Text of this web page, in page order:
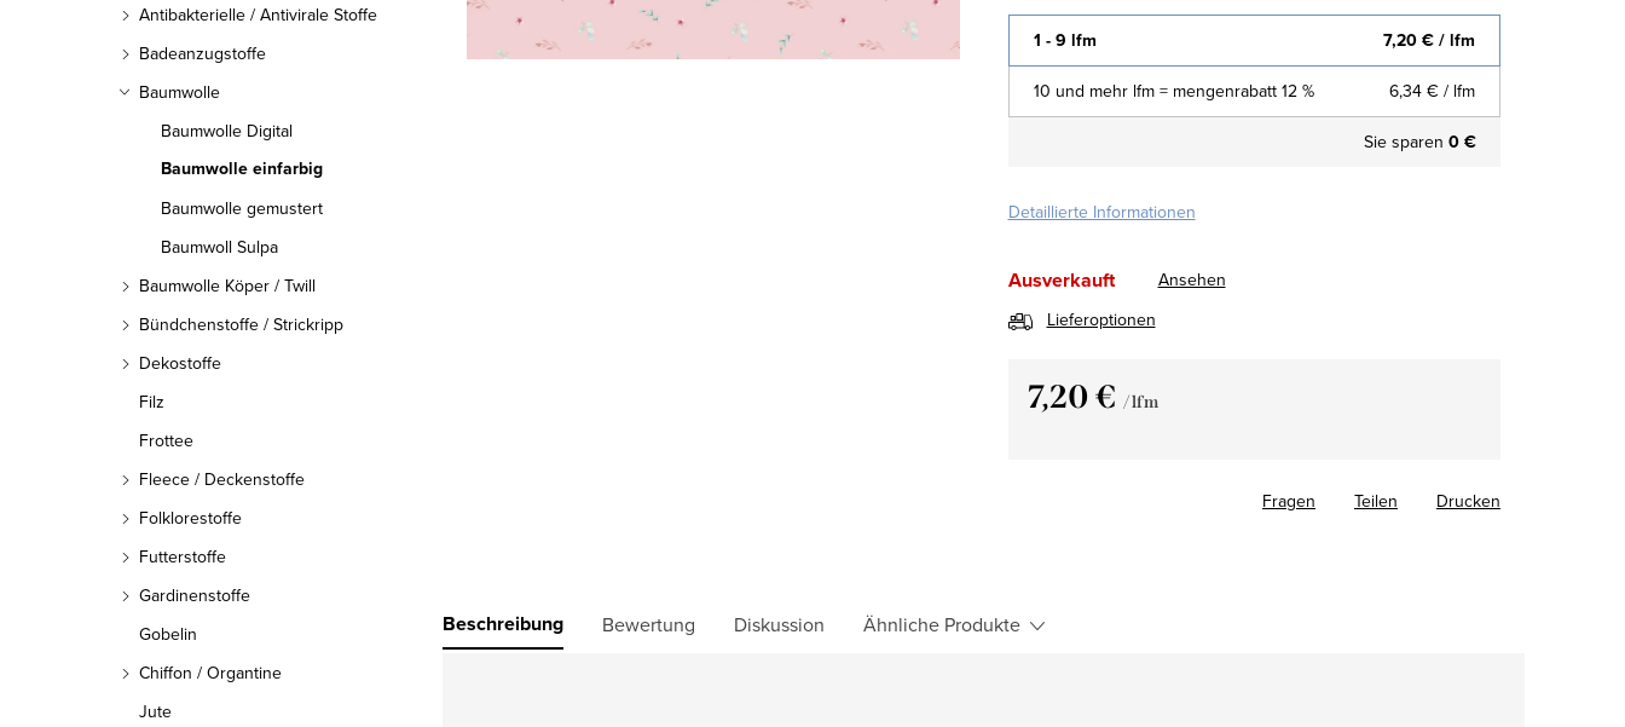
Antibakterielle / Antivirale Stoffe
Badeanzugstoffe
Baumwolle
Baumwolle Digital
Baumwolle einfarbig
Baumwolle gemustert
Baumwoll Sulpa
Baumwolle Köper / Twill
Bündchenstoffe / Strickripp
Dekostoffe
Filz
Frottee
Fleece / Deckenstoffe
Folklorestoffe
Futterstoffe
Gardinenstoffe
Gobelin
Chiffon / Organtine
Jute
1 - 9 lfm 7,20 €/ lfm
10 und mehr lfm = mengenrabatt 12 % 6,34 € / lfm
Sie sparen 0 €
Detaillierte Informationen
Ausverkauft
Ansehen
Lieferoptionen
7,20 € / lfm
Drucken
Fragen Teilen
Beschreibung Bewertung Diskussion Ähnliche Produkte